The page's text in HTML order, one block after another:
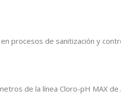
procesos de sanitización y
de la línea Cloro-pH MAX de